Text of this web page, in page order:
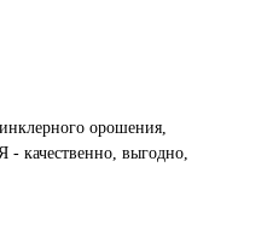
орошения,
- качественно, выгодно,